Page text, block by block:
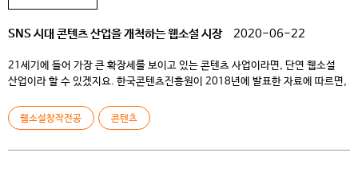
SNS 시대 콘텐츠 산업을 개척하는 웹소설 시장 2020-06-22
21세기에 들어 가장 큰 확장세를 보이고 있는 콘텐츠 사업이라면, 단연 웹소설
산업이라 할 수 있겠지요. 한국콘텐츠진흥원이 2018년에 발표한 자료에 따르면,
이르러서는 4000억원 규모로 40배 이상 커진 상황이라고 합니다. 그리고 현재
2020년에 이르러서도 이 확장세는 국내외를 가리지 않은 시장의 확장으로
웹소설창작전공 콘텐츠